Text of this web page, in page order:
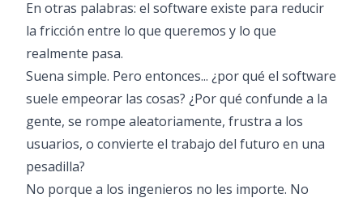
En otras palabras: el software existe para reducir
la fricción entre lo que queremos y lo que
realmente pasa.
Suena simple. Pero entonces... ¿por qué el software
suele empeorar las cosas? ¿Por qué confunde a la
gente, se rompe aleatoriamente, frustra a los
usuarios, o convierte el trabajo del futuro en una
pesadilla?
No porque a los ingenieros no les importe. No